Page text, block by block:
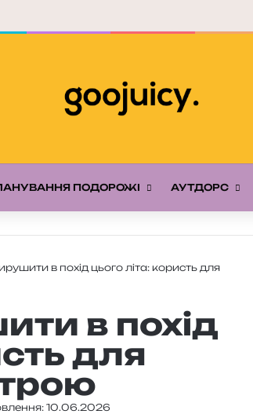
ПОДОРОЖІ АУТДОРС
в похід цього літа: користь для
в похід
для
10.06.2026